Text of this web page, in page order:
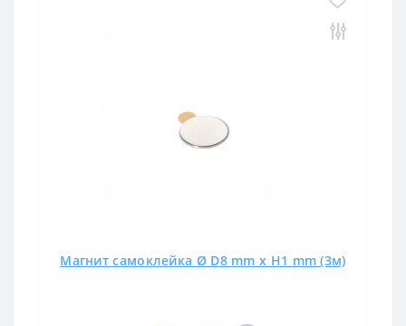
Магнит самоклейка Ø D8 mm х H1 mm (3м)